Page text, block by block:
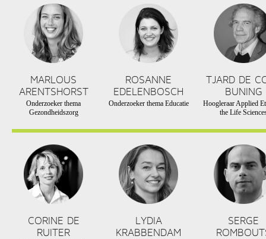
MARLOUS
ARENTSHORST
Onderzoeker thema
Gezondheidszorg
ROSANNE
EDELENBOSCH
Onderzoeker thema Educatie
TJARD DE
BUNING
Hoogleraar Applied
the Life
CORINE DE
RUITER
LYDIA
KRABBENDAM
SERGE